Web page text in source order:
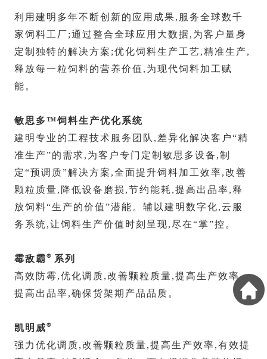
利用建明多年不断创新的应用成果,服务全球数千
家饲料工厂;通过整合全球应用大数据,为客户量身
定制独特的解决方案;优化饲料生产工艺,精准生产,
释放每一粒饲料的营养价值,为现代饲料加工赋
能。
敏思多™饲料生产优化系统
建明专业的工程技术服务团队,差异化解决客户“精
准生产”的需求,为客户专门定制敏思多设备,制
定“预调质”解决方案,全面提升饲料加工效率,改善
颗粒质量,降低设备磨损,节约能耗,提高出品率,释
放饲料“生产的价值”潜能。辅以建明数字化,云服
务系统,让饲料生产价值时刻呈现,尽在“掌”控。
霉敌霸® 系列
高效防霉,优化调质,改善颗粒质量,提高生产效率,
提高出品率,确保货架期产品品质。
凯明威®
强力优化调质,改善颗粒质量,提高生产效率,有效提